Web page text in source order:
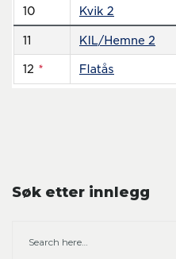
Søk etter innlegg